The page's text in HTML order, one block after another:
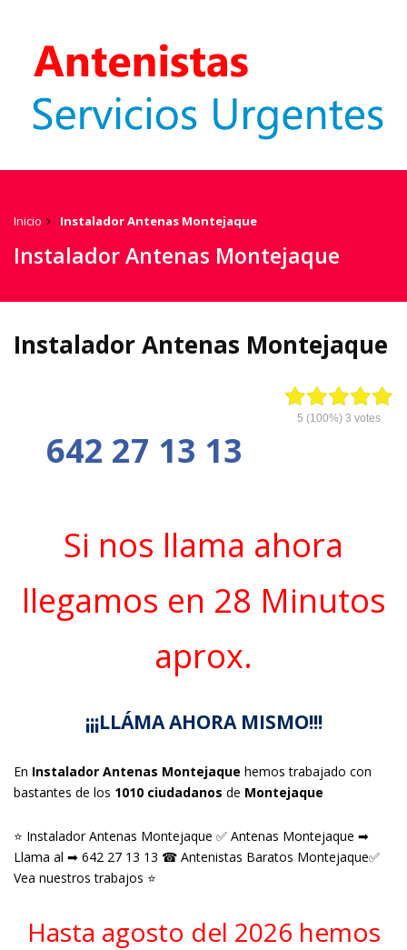
Inicio Instalador Antenas Montejaque
Instalador Antenas Montejaque
Instalador Antenas Montejaque
5 (100%) 3 votes
642 27 13 13
Si nos llama ahora
llegamos en 28 Minutos
aprox.
¡¡¡LLÁMA AHORA MISMO!!!
En Instalador Antenas Montejaque hemos trabajado con
bastantes de los 1010 ciudadanos de Montejaque
⭐ Instalador Antenas Montejaque ✅ Antenas Montejaque ➡
Llama al ➡ 642 27 13 13 ☎ Antenistas Baratos Montejaque✅
Vea nuestros trabajos ⭐
Hasta agosto del 2026 hemos